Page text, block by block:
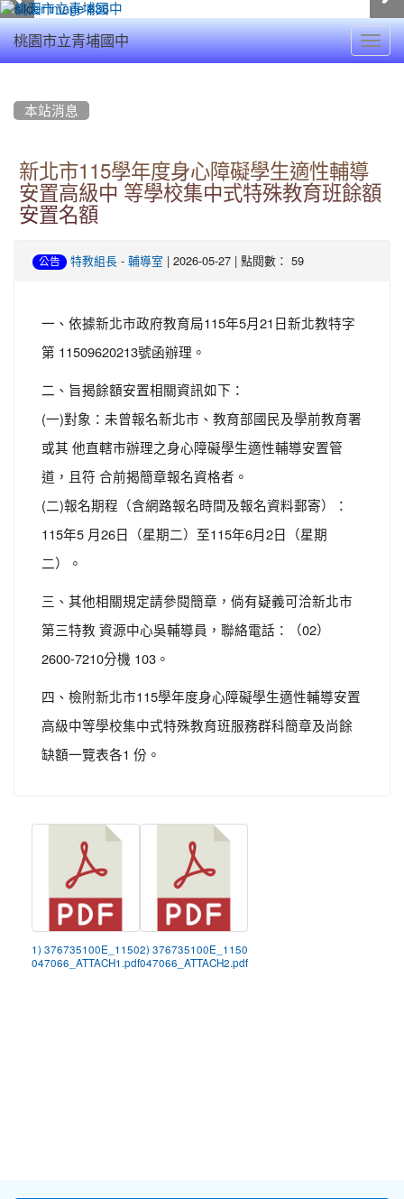
桃園市立青埔國中
本站消息
新北市115學年度身心障礙學生適性輔導
安置高級中 等學校集中式特殊教育班餘額
安置名額
公告 特教組長 - 輔導室 | 2026-05-27 | 點閱數： 59
一、依據新北市政府教育局115年5月21日新北教特字
第 11509620213號函辦理。
二、旨揭餘額安置相關資訊如下：
(一)對象：未曾報名新北市、教育部國民及學前教育署
或其 他直轄市辦理之身心障礙學生適性輔導安置管
道，且符 合前揭簡章報名資格者。
(二)報名期程（含網路報名時間及報名資料郵寄）：
115年5 月26日（星期二）至115年6月2日（星期
二）。
三、其他相關規定請參閱簡章，倘有疑義可洽新北市
第三特教 資源中心吳輔導員，聯絡電話：（02）
2600-7210分機 103。
四、檢附新北市115學年度身心障礙學生適性輔導安置
高級中等學校集中式特殊教育班服務群科簡章及尚餘
缺額一覽表各1 份。
1) 376735100E_1150
047066_ATTACH1.pdf
2) 376735100E_1150
047066_ATTACH2.pdf